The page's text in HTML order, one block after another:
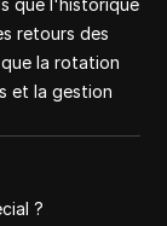
que l'historique
retours des
la rotation
et la gestion
?